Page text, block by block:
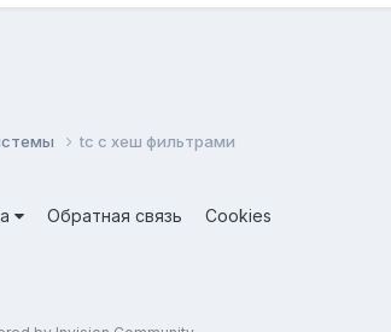
tc c хеш фильтрами
Обратная связь
Cookies